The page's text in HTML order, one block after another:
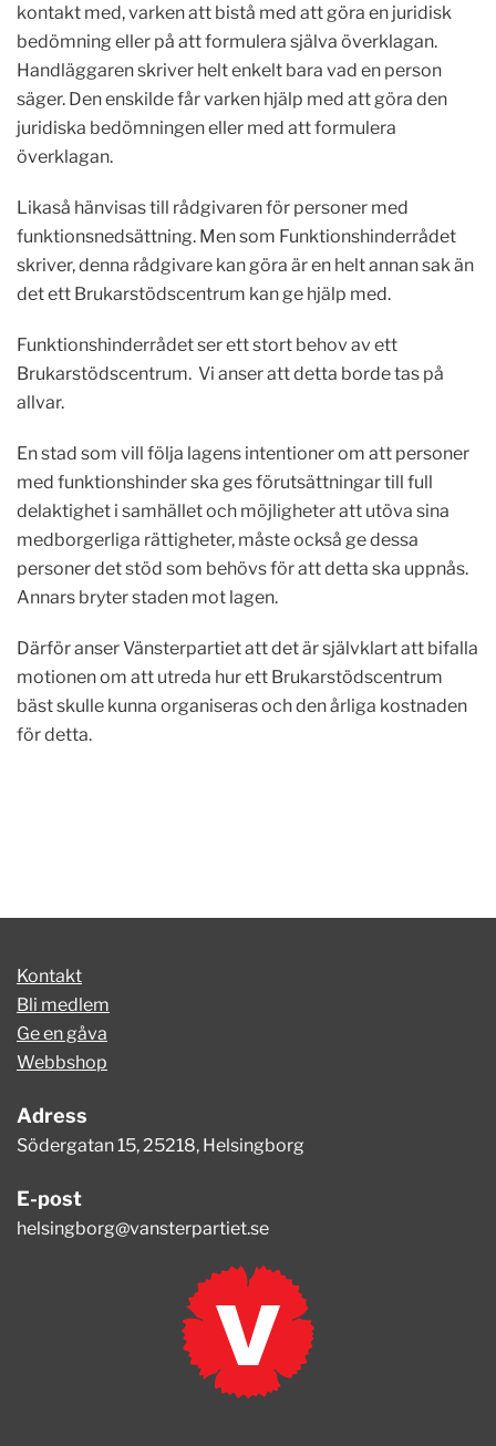
kontakt med, varken att bistå med att göra en juridisk
bedömning eller på att formulera själva överklagan.
Handläggaren skriver helt enkelt bara vad en person
säger. Den enskilde får varken hjälp med att göra den
juridiska bedömningen eller med att formulera
överklagan.
Likaså hänvisas till rådgivaren för personer med
funktionsnedsättning. Men som Funktionshinderrådet
skriver, denna rådgivare kan göra är en helt annan sak än
det ett Brukarstödscentrum kan ge hjälp med.
Funktionshinderrådet ser ett stort behov av ett
Brukarstödscentrum. Vi anser att detta borde tas på
allvar.
En stad som vill följa lagens intentioner om att personer
med funktionshinder ska ges förutsättningar till full
delaktighet i samhället och möjligheter att utöva sina
medborgerliga rättigheter, måste också ge dessa
personer det stöd som behövs för att detta ska uppnås.
Annars bryter staden mot lagen.
Därför anser Vänsterpartiet att det är självklart att bifalla
motionen om att utreda hur ett Brukarstödscentrum
bäst skulle kunna organiseras och den årliga kostnaden
för detta.
Kontakt
Bli medlem
Ge en gåva
Webbshop
Adress
Södergatan 15, 25218, Helsingborg
E-post
helsingborg@vansterpartiet.se